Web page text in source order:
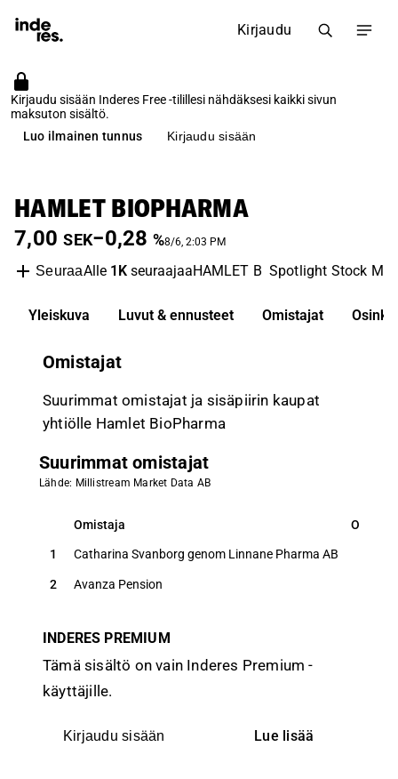
Kirjaudu
Kirjaudu sisään Inderes Free -tilillesi nähdäksesi kaikki sivun
maksuton sisältö.
Luo ilmainen tunnus
Kirjaudu sisään
HAMLET BIOPHARMA
7,00 SEK−0,28 %8/6, 2:03 PM
SeuraaAlle 1KseuraajaaHAMLET B Spotlight Stock
Yleiskuva Luvut & ennusteet Omistajat Osinko
Omistajat
Suurimmat omistajat ja sisäpiirin kaupat
yhtiölle Hamlet BioPharma
Suurimmat omistajat
Lähde: Millistream Market Data AB
Omistaja Osuus
Omistaja Osuus
1 Catharina Svanborg genom Linnane Pharma AB
2 Avanza Pension
INDERES PREMIUM
Tämä sisältö on vain Inderes Premium -
käyttäjille.
Kirjaudu sisään Lue lisää